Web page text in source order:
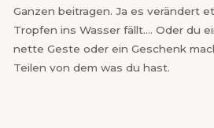
Ganzen beitragen. Ja es verändert
Tropfen ins Wasser fällt…. Oder du
nette Geste oder ein Geschenk
Teilen von dem was du hast.